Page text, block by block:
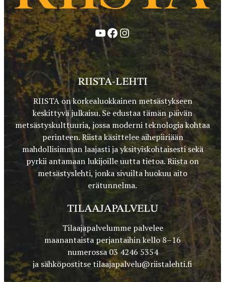
YouTube
Facebook
Instagram
RIISTA-LEHTI
RIISTA on korkealuokkainen metsästykseen
keskittyvä julkaisu. Se edustaa tämän päivän
metsästyskulttuuria, jossa moderni teknologia kohtaa
perinteen. Riista käsittelee aihepiiriään
mahdollisimman laajasti ja yksityiskohtaisesti sekä
pyrkii antamaan lukijoille uutta tietoa. Riista on
metsästyslehti, jonka sivuilta huokuu aito
erätunnelma.
TILAAJAPALVELU
Tilaajapalvelumme palvelee
maanantaista perjantaihin kello 8–16
numerossa 03 4246 5354
ja sähköpostitsetilaajapalvelu@riistalehti.fi